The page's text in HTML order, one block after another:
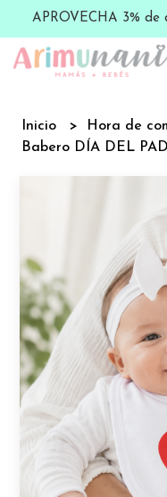
APROVECHA 3% de
Inicio Hora de
Babero DÍA DEL